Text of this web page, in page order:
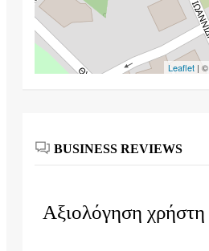
Leaflet | ©
BUSINESS REVIEWS
Αξιολόγηση χρήστη